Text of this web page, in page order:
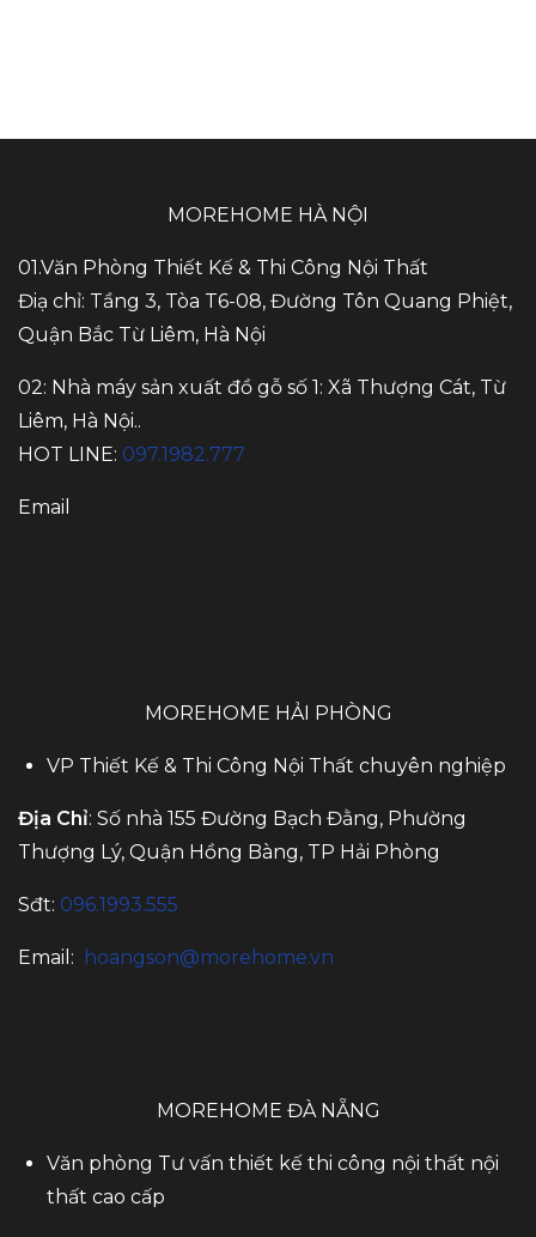
MOREHOME HÀ NỘI
01.Văn Phòng Thiết Kế & Thi Công Nội Thất
Điạ chỉ: Tầng 3, Tòa T6-08, Đường Tôn Quang Phiệt,
Quận Bắc Từ Liêm, Hà Nội
02: Nhà máy sản xuất đồ gỗ số 1: Xã Thượng Cát, Từ
Liêm, Hà Nội..
HOT LINE: 097.1982.777
Email
MOREHOME HẢI PHÒNG
VP Thiết Kế & Thi Công Nội Thất chuyên nghiệp
Địa Chỉ: Số nhà 155 Đường Bạch Đằng, Phường
Thượng Lý, Quận Hồng Bàng, TP Hải Phòng
Sđt: 096.1993.555
Email: hoangson@morehome.vn
MOREHOME ĐÀ NẴNG
Văn phòng Tư vấn thiết kế thi công nội thất nội
thất cao cấp